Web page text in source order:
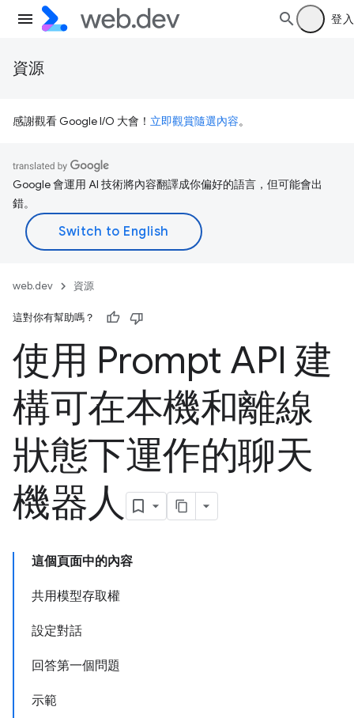
登入
資源
感謝觀看 Google I/O 大會！ 立即觀賞隨選內容。
Google 會運用 AI 技術將內容翻譯成你偏好的語言，但可能會出
錯。
web.dev 資源
這對你有幫助嗎？
使用 Prompt API 建
構可在本機和離線
狀態下運作的聊天
機器人
這個頁面中的內容
共用模型存取權
設定對話
回答第一個問題
示範